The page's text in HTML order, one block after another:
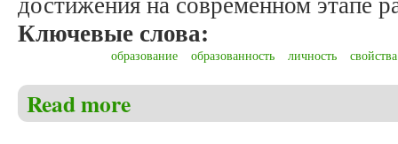
Ключевые слова:
образование образованность личность
Read more